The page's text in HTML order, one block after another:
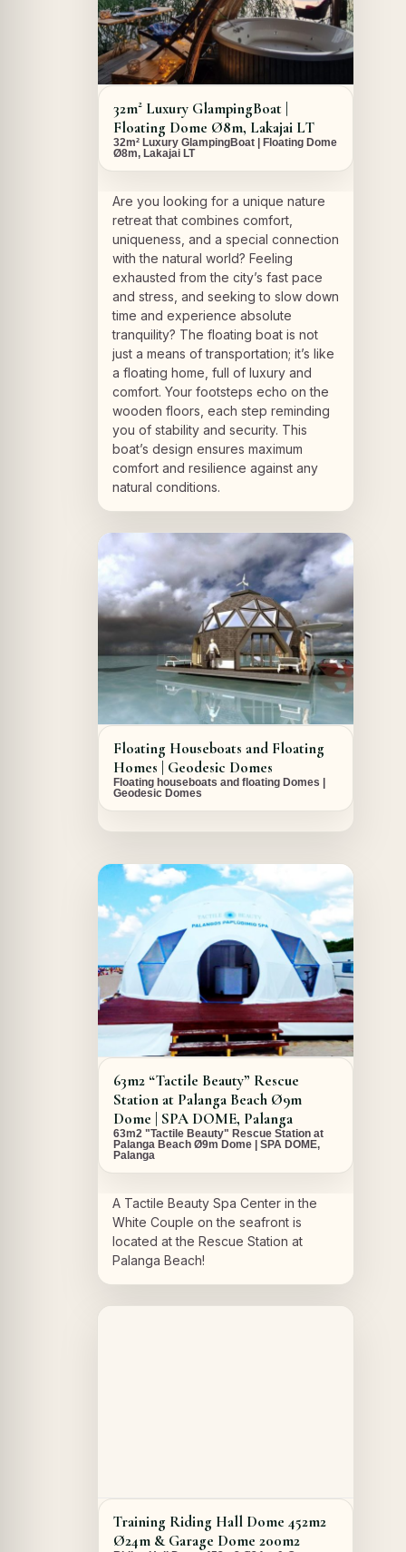
32m² Luxury GlampingBoat |
Floating Dome Ø8m, Lakajai LT
32m² Luxury GlampingBoat | Floating Dome
Ø8m, Lakajai LT
Are you looking for a unique nature
retreat that combines comfort,
uniqueness, and a special connection
with the natural world? Feeling
exhausted from the city’s fast pace
and stress, and seeking to slow down
time and experience absolute
tranquility? The floating boat is not
just a means of transportation; it’s like
a floating home, full of luxury and
comfort. Your footsteps echo on the
wooden floors, each step reminding
you of stability and security. This
boat’s design ensures maximum
comfort and resilience against any
natural conditions.
A PROPOS DU PROJET
Floating Houseboats and Floating
Homes | Geodesic Domes
Floating houseboats and floating Domes |
Geodesic Domes
A PROPOS DU PROJET
63m2 “Tactile Beauty” Rescue
Station at Palanga Beach Ø9m
Dome | SPA DOME, Palanga
63m2 "Tactile Beauty" Rescue Station at
Palanga Beach Ø9m Dome | SPA DOME,
Palanga
A Tactile Beauty Spa Center in the
White Couple on the seafront is
located at the Rescue Station at
Palanga Beach!
Training Riding Hall Dome 452m2
Ø24m & Garage Dome 200m2